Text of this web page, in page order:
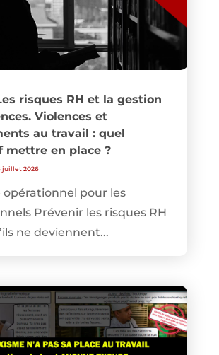
risques RH et la gestion
Violences et
au travail : quel
mettre en place ?
juillet 2026
opérationnel pour les
Prévenir les risques RH
ne deviennent...